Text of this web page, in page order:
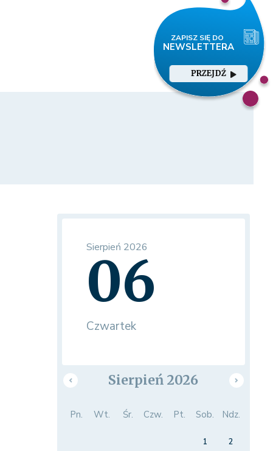
PRZEJDŹ
Sierpień 2026
06
Czwartek
Sierpień 2026
Pn. Wt. Śr. Czw. Pt. Sob. Ndz.
1
2